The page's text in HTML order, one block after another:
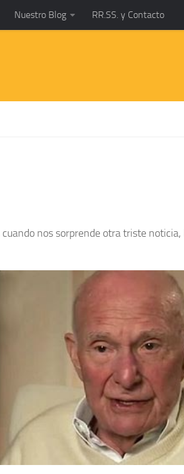
Nuestro Blog RR.SS. y Contacto
cuando nos sorprende otra triste